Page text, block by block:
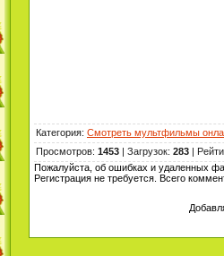
Категория: Смотреть мультфильмы
Просмотров: 1453 | Загрузок: 283 |
Пожалуйста, об ошибках и удаленных
Регистрация не требуется. Всего